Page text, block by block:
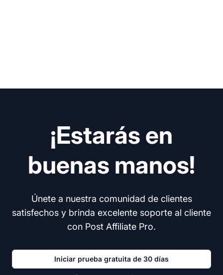
¡Estarás en
buenas manos!
Únete a nuestra comunidad de clientes
satisfechos y brinda excelente soporte al cliente
con Post Affiliate Pro.
Iniciar prueba gratuita de 30 días